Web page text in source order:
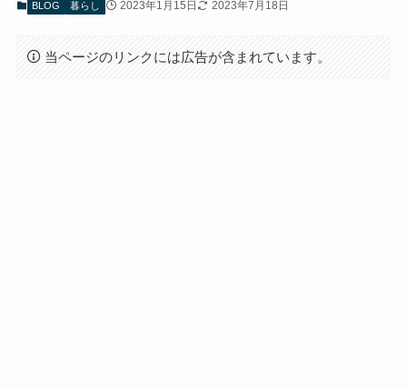
BLOG 暮らし 2023年1月15日 2023年7月18日
当ページのリンクには広告が含まれています。